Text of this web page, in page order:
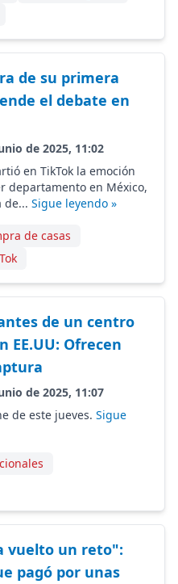
de su primera
el debate en
de 2025, 11:02
en TikTok la emoción
departamento en México,
de... Sigue leyendo »
de casas
de un centro
EE.UU: Ofrecen
de 2025, 11:07
de este jueves. Sigue
vuelto un reto":
pagó por unas